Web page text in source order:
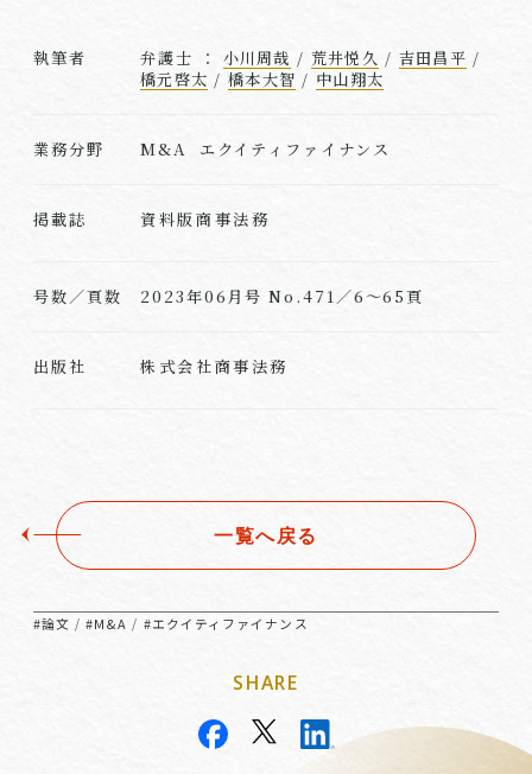
執筆者 弁護士 ： 小川周哉 / 荒井悦久 / 吉田昌平 /
橋元啓太 /橋本大智 / 中山翔太
業務分野 M&A エクイティファイナンス
掲載誌 資料版商事法務
号数／頁数 2023年06月号 No.471／6～65頁
出版社 株式会社商事法務
一覧へ戻る
#論文 /#M&A / #エクイティファイナンス
SHARE